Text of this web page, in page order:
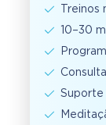
Treinos
10–30
Suporte